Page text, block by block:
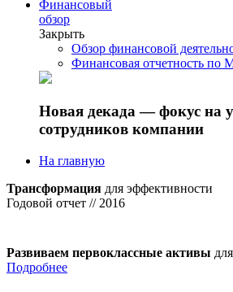
Финансовый
обзор
Закрыть
Обзор финансовой
Финансовая отчетность
Новая декада — фокус на
сотрудников компании
На главную
Трансформация для эффективности
Годовой отчет // 2016
Развиваем первоклассные активы
Подробнее